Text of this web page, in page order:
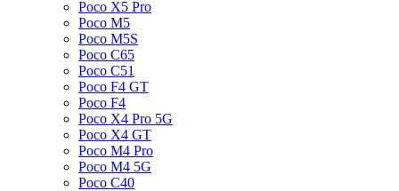
Poco X5 Pro
Poco M5
Poco M5S
Poco C65
Poco C51
Poco F4 GT
Poco F4
Poco X4 Pro 5G
Poco X4 GT
Poco M4 Pro
Poco M4 5G
Poco C40